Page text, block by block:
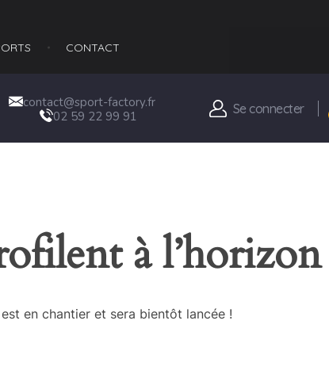
CONTACT
contact@sport-factory.fr
02 59 22 99 91
Se connecter
à l’horizon
en chantier et sera bientôt lancée !